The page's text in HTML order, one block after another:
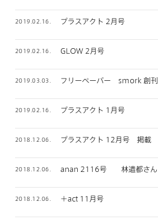
2019.02.16. プラスアクト 2月号
2019.02.16. GLOW 2月号
2019.03.03. フリーペーパー smork 創刊
2019.02.16. プラスアクト 1月号
2018.12.06. プラスアクト 12月号 掲載
2018.12.06. anan 2116号 林遣都さん
2018.12.06. ＋act 11月号